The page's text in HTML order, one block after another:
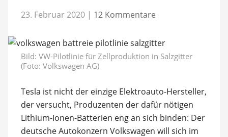
23. Februar 2020 | 12 Kommentare
Bild: VW-Pilotlinie für Zellproduktion in Salzgitter
(Foto: Volkswagen AG)
Tesla ist nicht der einzige Elektroauto-Hersteller,
der versucht, Produzenten der dafür nötigen
Lithium-Ionen-Batterien eng an sich binden: Der
deutsche Autokonzern Volkswagen will sich im